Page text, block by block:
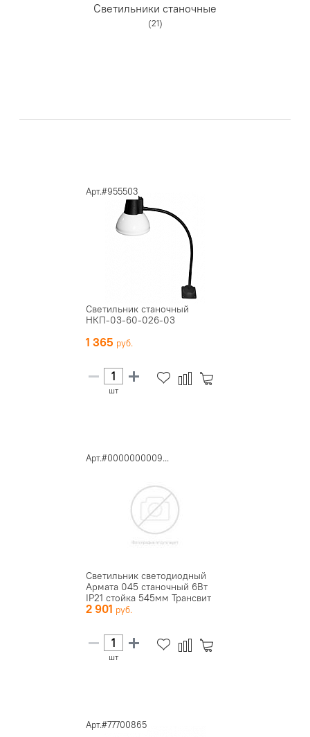
Светильники станочные
(21)
Арт.#955503
Светильник станочный
НКП-03-60-026-03
1 365
шт
Арт.#0000000009...
Светильник светодиодный
Армата 045 станочный 6Вт
IP21 стойка 545мм Трансвит
2 901
шт
Арт.#77700865